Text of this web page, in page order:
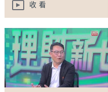
收看